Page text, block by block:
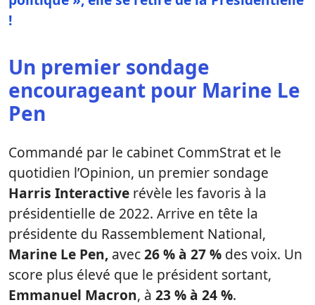
!
Un premier sondage
encourageant pour Marine Le
Pen
Commandé par le cabinet CommStrat et le
quotidien l’Opinion, un premier sondage
Harris Interactive révèle les favoris à la
présidentielle de 2022. Arrive en tête la
présidente du Rassemblement National,
Marine Le Pen, avec26 % à 27 % des voix. Un
score plus élevé que le président sortant,
Emmanuel Macron, à 23 % à 24 %.